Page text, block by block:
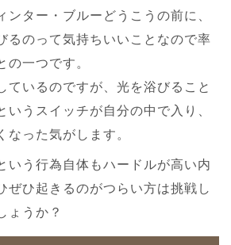
ンター・ブルーどうこうの前に、
るのって気持ちいいことなので率
の一つです。
ているのですが、光を浴びること
いうスイッチが自分の中で入り、
なった気がします。
いう行為自体もハードルが高い内
ぜひ起きるのがつらい方は挑戦し
ょうか？